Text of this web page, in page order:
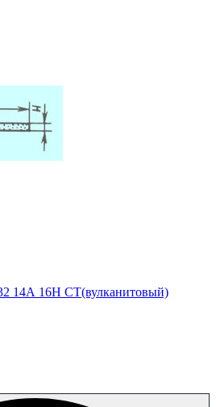
14А 16Н СТ(вулканитовый)